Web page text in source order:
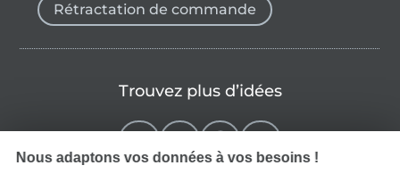
Rétractation de commande
Trouvez plus d’idées
Nous adaptons vos données à vos besoins !